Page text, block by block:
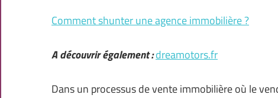
Comment shunter une agence immobilière ?
A découvrir également :dreamotors.fr
Dans un processus de vente immobilière où le